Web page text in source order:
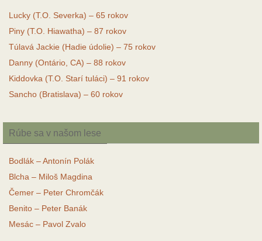
Lucky (T.O. Severka) – 65 rokov
Piny (T.O. Hiawatha) – 87 rokov
Túlavá Jackie (Hadie údolie) – 75 rokov
Danny (Ontário, CA) – 88 rokov
Kiddovka (T.O. Starí tuláci) – 91 rokov
Sancho (Bratislava) – 60 rokov
Rúbe sa v našom lese
Bodlák – Antonín Polák
Blcha – Miloš Magdina
Čemer – Peter Chromčák
Benito – Peter Banák
Mesác – Pavol Zvalo